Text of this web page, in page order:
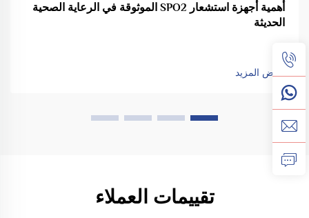
أهمية أجهزة استشعار SPO2 الموثوقة في الرعاية الصحية
الحديثة
عرض المزيد
تقييمات العملاء